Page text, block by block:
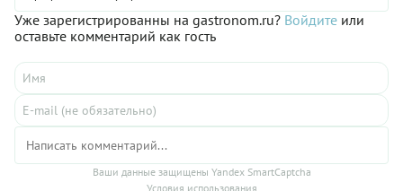
Уже зарегистрированны на gastronom.ru? Войдите или
оставьте комментарий как гость
Ваши данные защищены Yandex SmartCaptcha
Условия использования